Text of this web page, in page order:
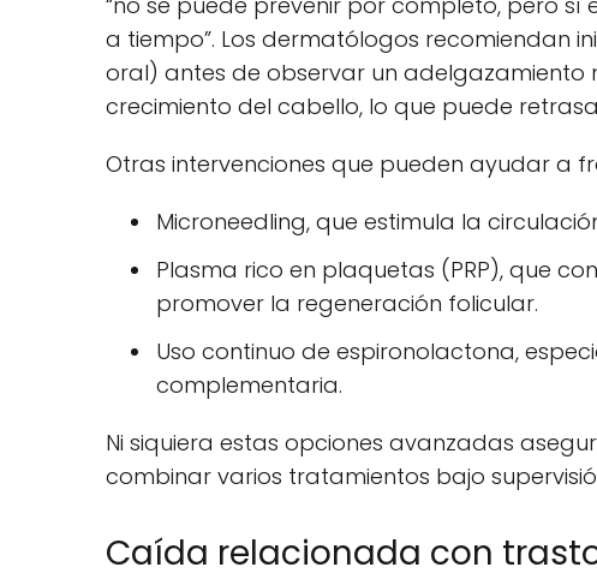
a tiempo”. Los dermatólogos recomiendan
oral) antes de observar un adelgazamiento
crecimiento del cabello, lo que puede
Otras intervenciones que pueden ayudar a
Microneedling, que estimula la
Plasma rico en plaquetas (PRP), que
promover la regeneración folicular.
Uso continuo de espironolactona,
complementaria.
Ni siquiera estas opciones avanzadas
combinar varios tratamientos bajo
Caída relacionada con